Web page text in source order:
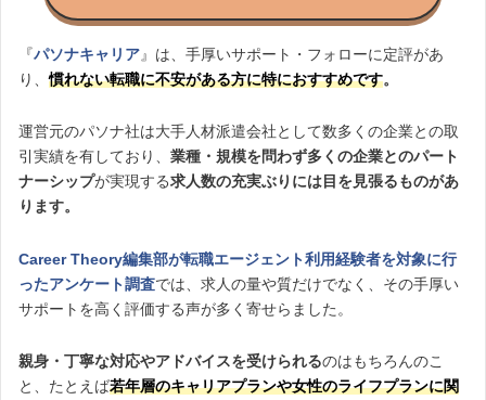
『パソナキャリア』は、手厚いサポート・フォローに定評があ
り、慣れない転職に不安がある方に特におすすめです。
運営元のパソナ社は大手人材派遣会社として数多くの企業との取
引実績を有しており、 業種・規模を問わず多くの企業とのパート
ナーシップが実現する求人数の充実ぶりには目を見張るものがあ
ります。
Career Theory編集部が転職エージェント利用経験者を対象に行
ったアンケート調査では、求人の量や質だけでなく、その手厚い
サポートを高く評価する声が多く寄せらました。
親身・丁寧な対応やアドバイスを受けられるのはもちろんのこ
と、たとえば若年層のキャリアプランや女性のライフプランに関